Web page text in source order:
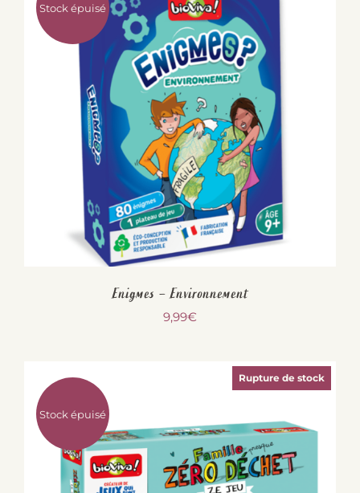
Stock épuisé
Enigmes – Environnement
9,99€
Stock épuisé
Rupture de stock